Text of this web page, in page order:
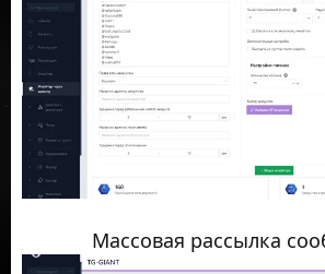
Массовая рассылка